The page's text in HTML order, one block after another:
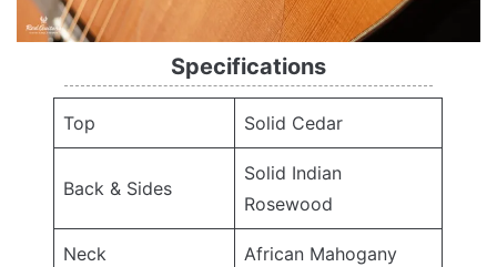
Specifications
Top Solid Cedar
Back & Sides
Solid Indian
Rosewood
Neck African Mahogany